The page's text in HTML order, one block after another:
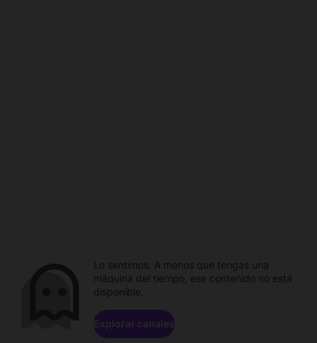
Lo sentimos. A menos que tengas una
máquina del tiempo, ese contenido no está
disponible.
Explorar canales